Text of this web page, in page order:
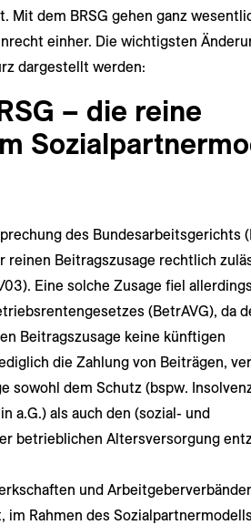
dem BRSG gehen ganz
einher. Die wichtigsten
dargestellt werden:
– die reine
des Bundesarbeitsgerichts
reinen Beitragszusage rechtlich
03). Eine solche Zusage fiel
(BetrAVG), da
Beitragszusage keine künftigen
die Zahlung von Beiträgen,
sowohl dem Schutz (bspw.
a.G.) als auch den (sozial- und
betrieblichen Altersversorgung
und
Rahmen des Sozialpartnermodells